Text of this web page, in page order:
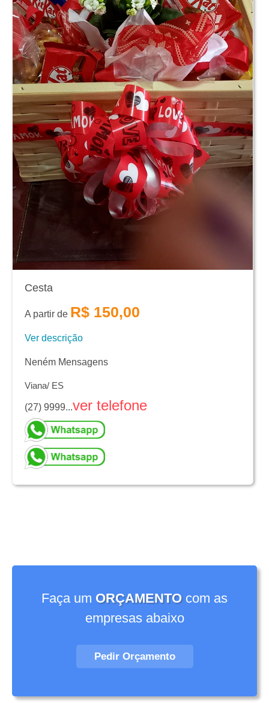
Cesta
A partir de R$ 150,00
Ver descrição
Neném Mensagens
Viana/ ES
(27) 9999...ver telefone
Faça um ORÇAMENTOcom as
empresas abaixo
Pedir Orçamento